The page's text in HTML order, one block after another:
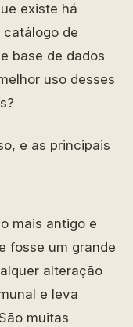
existe há
de
base de dados
uso desses
e as principais
mais antigo e
fosse um grande
alteração
e leva
muitas